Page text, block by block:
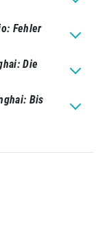
Fehler
Die
Bis